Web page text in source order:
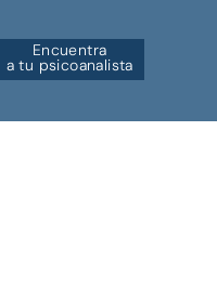
Encuentra
a tu psicoanalista